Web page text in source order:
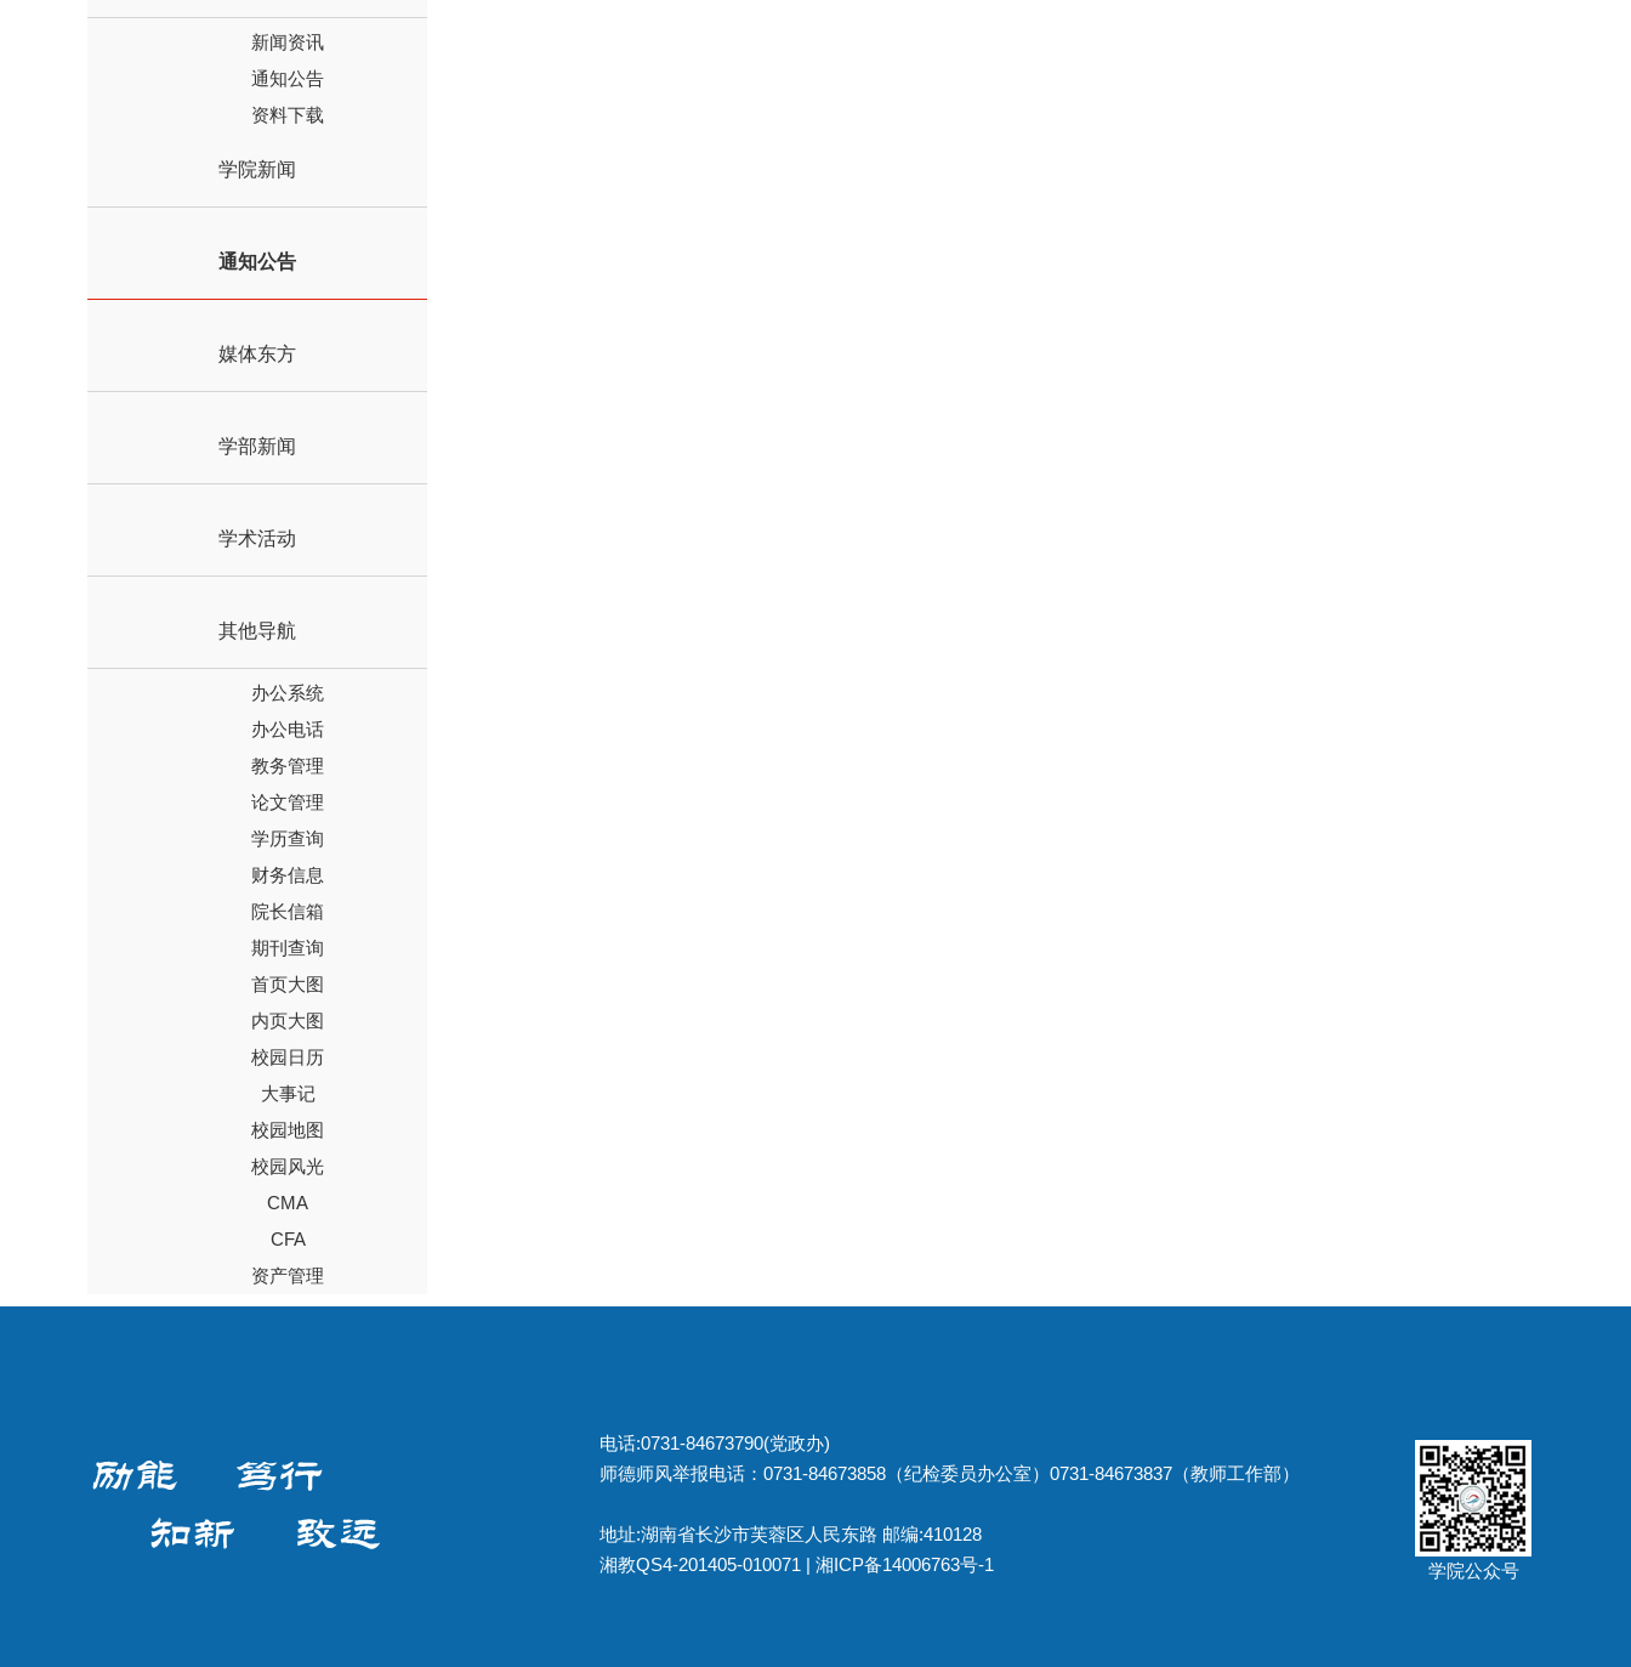
新闻资讯
通知公告
资料下载
学院新闻
通知公告
媒体东方
学部新闻
学术活动
其他导航
办公系统
办公电话
教务管理
论文管理
学历查询
财务信息
院长信箱
期刊查询
首页大图
内页大图
校园日历
大事记
校园地图
校园风光
CMA
CFA
资产管理
电话:0731-84673790(党政办)
师德师风举报电话：0731-84673858（纪检委员办公室）0731-84673837（教师工作部）
地址:湖南省长沙市芙蓉区人民东路 邮编:410128
湘教QS4-201405-010071 | 湘ICP备14006763号-1 学院公众号